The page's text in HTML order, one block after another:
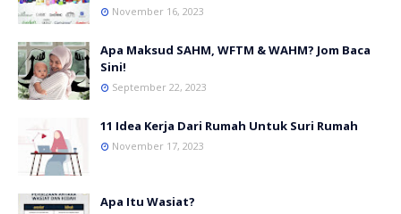
November 16, 2023
Apa Maksud SAHM, WFTM & WAHM? Jom Baca
Sini!
September 22, 2023
11 Idea Kerja Dari Rumah Untuk Suri Rumah
November 17, 2023
Apa Itu Wasiat?